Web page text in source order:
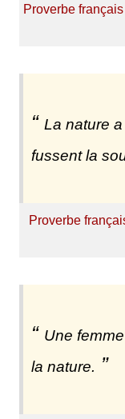
Proverbe français
La nature
fussent la
Proverbe
Une
la nature.